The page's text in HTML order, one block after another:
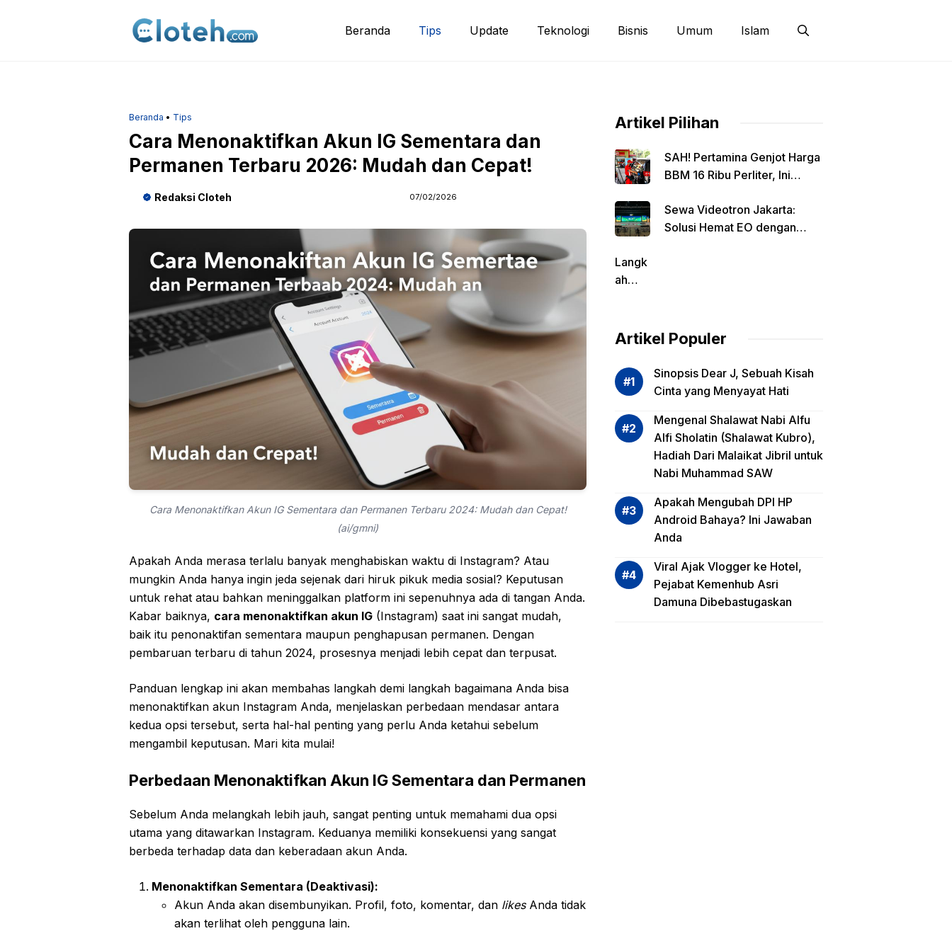
Beranda Tips Update Teknologi Bisnis Umum Islam
Beranda • Tips
Cara Menonaktifkan Akun IG Sementara dan
Permanen Terbaru 2026: Mudah dan Cepat!
Redaksi Cloteh 07/02/2026
Cara Menonaktifkan Akun IG Sementara dan Permanen Terbaru 2024: Mudah dan Cepat!
(ai/gmni)
Apakah Anda merasa terlalu banyak menghabiskan waktu di Instagram? Atau
mungkin Anda hanya ingin jeda sejenak dari hiruk pikuk media sosial? Keputusan
untuk rehat atau bahkan meninggalkan platform ini sepenuhnya ada di tangan Anda.
Kabar baiknya, cara menonaktifkan akun IG (Instagram) saat ini sangat mudah,
baik itu penonaktifan sementara maupun penghapusan permanen. Dengan
pembaruan terbaru di tahun 2024, prosesnya menjadi lebih cepat dan terpusat.
Panduan lengkap ini akan membahas langkah demi langkah bagaimana Anda bisa
menonaktifkan akun Instagram Anda, menjelaskan perbedaan mendasar antara
kedua opsi tersebut, serta hal-hal penting yang perlu Anda ketahui sebelum
mengambil keputusan. Mari kita mulai!
Perbedaan Menonaktifkan Akun IG Sementara dan Permanen
Sebelum Anda melangkah lebih jauh, sangat penting untuk memahami dua opsi
utama yang ditawarkan Instagram. Keduanya memiliki konsekuensi yang sangat
berbeda terhadap data dan keberadaan akun Anda.
Menonaktifkan Sementara (Deaktivasi):
Akun Anda akan disembunyikan. Profil, foto, komentar, dan likesAnda tidak
akan terlihat oleh pengguna lain.
Artikel Pilihan
SAH! Pertamina Genjot Harga
BBM 16 Ribu Perliter, Ini
Sewa Videotron Jakarta:
Solusi Hemat EO dengan
Langk
ah
dalam
si
Risiko
asi
Reksa
Artikel Populer
Sinopsis Dear J, Sebuah Kisah
Cinta yang Menyayat Hati
Mengenal Shalawat Nabi Alfu
Alfi Sholatin (Shalawat Kubro),
Hadiah Dari Malaikat Jibril untuk
Nabi Muhammad SAW
Apakah Mengubah DPI HP
Android Bahaya? Ini Jawaban
Anda
Viral Ajak Vlogger ke Hotel,
Pejabat Kemenhub Asri
Damuna Dibebastugaskan